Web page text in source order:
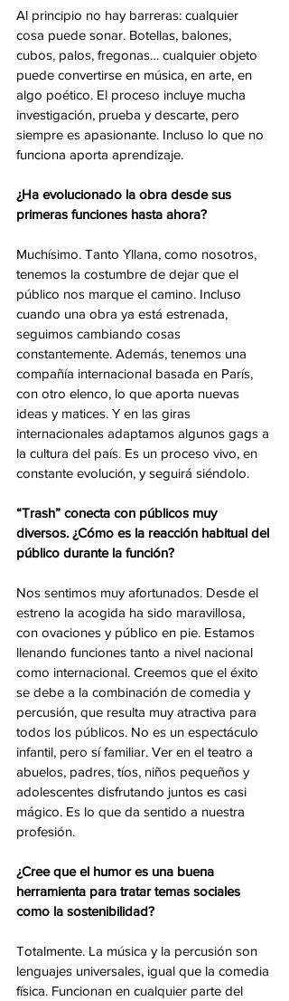
Al principio no hay barreras: cualquier
cosa puede sonar. Botellas, balones,
cubos, palos, fregonas… cualquier objeto
puede convertirse en música, en arte, en
algo poético. El proceso incluye mucha
investigación, prueba y descarte, pero
siempre es apasionante. Incluso lo que no
funciona aporta aprendizaje.
¿Ha evolucionado la obra desde sus
primeras funciones hasta ahora?
Muchísimo. Tanto Yllana, como nosotros,
tenemos la costumbre de dejar que el
público nos marque el camino. Incluso
cuando una obra ya está estrenada,
seguimos cambiando cosas
constantemente. Además, tenemos una
compañía internacional basada en París,
con otro elenco, lo que aporta nuevas
ideas y matices. Y en las giras
internacionales adaptamos algunos gags a
la cultura del país. Es un proceso vivo, en
constante evolución, y seguirá siéndolo.
“Trash” conecta con públicos muy
diversos. ¿Cómo es la reacción habitual del
público durante la función?
Nos sentimos muy afortunados. Desde el
estreno la acogida ha sido maravillosa,
con ovaciones y público en pie. Estamos
llenando funciones tanto a nivel nacional
como internacional. Creemos que el éxito
se debe a la combinación de comedia y
percusión, que resulta muy atractiva para
todos los públicos. No es un espectáculo
infantil, pero sí familiar. Ver en el teatro a
abuelos, padres, tíos, niños pequeños y
adolescentes disfrutando juntos es casi
mágico. Es lo que da sentido a nuestra
profesión.
¿Cree que el humor es una buena
herramienta para tratar temas sociales
como la sostenibilidad?
Totalmente. La música y la percusión son
lenguajes universales, igual que la comedia
física. Funcionan en cualquier parte del